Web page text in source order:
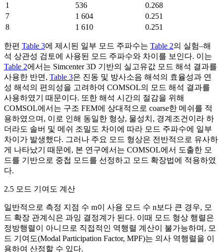
1
536
0.268
7
1 604
0.251
8
1 610 0.251
한편 Table 3에 제시된 일부 모드 주파수는 Table 2의 실험–해
석 상관성 검토에 사용된 모드 주파수와 차이를 보인다. 이는
Table 2에서는 Simcenter 3D 기반의 실고유값 모드 해석 결과를
사용한 반면, Table 3은 진동 및 방사소음 해석의 효율성과 연
성 해석의 편의성을 고려하여 COMSOL의 모드 해석 결과를
사용하였기 때문이다. 또한 해석 시간의 절감을 위해
COMSOL에서는 구조 FEM에 상대적으로 coarse한 메쉬를 적
용하였으며, 이로 인해 동일한 형상, 물성치, 경계조건이라 하
더라도 솔버 및 메쉬 조밀도 차이에 따라 모드 주파수에 일부
차이가 발생했다. 그러나 주요 모드 형상은 전반적으로 유사하
게 나타났기 때문에, 본 연구에서는 COMSOL에서 도출한 모
드를 기반으로 중첩 모드를 선정하고 모드 확장법에 적용하였
다.
2.5 모드 기여도 계산
일반적으로 측정 지점 수 m이 사용 모드 수 n보다 큰 경우, 모
드 확장 관계식은 과잉 결정계가 된다. 이때 모드 형상 행렬은
정방행렬이 아니므로 직접적인 역행렬 계산이 불가능하며, 모
드 기여도(Modal Participation Factor, MPF)는 의사 역행렬을 이
용하여 산정할 수 있다.